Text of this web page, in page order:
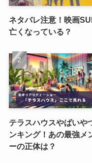
ネタバレ注意！映画
亡くなっている？
テラスハウスやばいや
ンキング！あの最強メ
ーの正体は？